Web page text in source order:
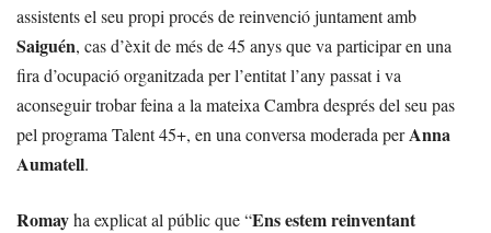
assistents el seu propi procés de reinvenció juntament amb
Saiguén, cas d’èxit de més de 45 anys que va participar en una
fira d’ocupació organitzada per l’entitat l’any passat i va
aconseguir trobar feina a la mateixa Cambra després del seu pas
pel programa Talent 45+, en una conversa moderada perAnna
Aumatell.
Romayha explicat al públic que “Ens estem reinventant